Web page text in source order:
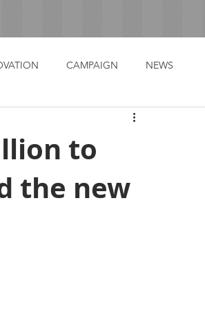
CAMPAIGN NEWS
to
the new